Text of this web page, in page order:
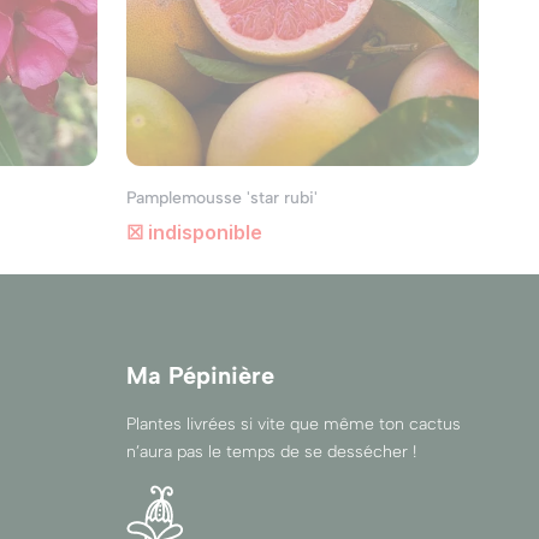
et utilisez des jardinières de différentes
espace.
quel qu'il soit. Avec une bonne
N'hésitez pas à expérimenter avec
Pamplemousse 'star rubi'
☒ indisponible
Ma Pépinière
Plantes livrées si vite que même ton cactus
n’aura pas le temps de se dessécher !